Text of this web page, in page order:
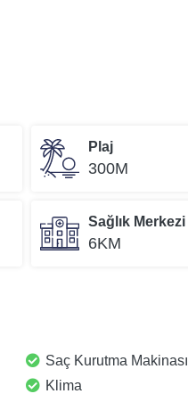
Plaj
300M
Sağlık Merkezi
6KM
Saç Kurutma Makinası
Klima